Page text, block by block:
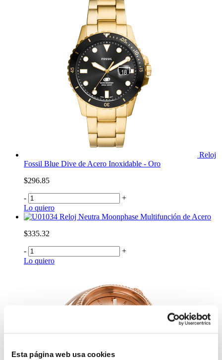
Esta página web usa cookies
Reloj
Fossil Blue Dive de Acero Inoxidable - Oro
$296.85
-
+
Lo quiero
Reloj Neutra Moonphase Multifunción de Acero
$335.32
-
+
Lo quiero